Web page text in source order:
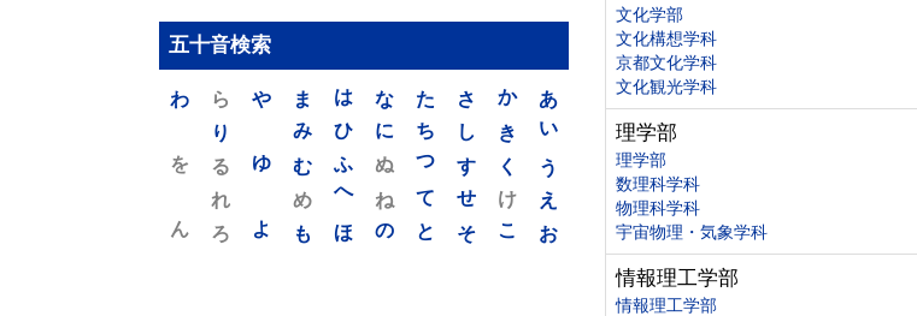
五十音検索
あ
い
う
え
お
か
き
く
け
こ
さ
し
す
せ
そ
た
ち
つ
て
と
な
に
ぬ
ね
の
は
ひ
ふ
へ
ほ
ま
み
む
め
も
や
ゆ
よ
ら
り
る
れ
ろ
わ
を
ん
文化学部
文化構想学科
京都文化学科
文化観光学科
理学部
理学部
数理科学科
物理科学科
宇宙物理・気象学科
情報理工学部
情報理工学部